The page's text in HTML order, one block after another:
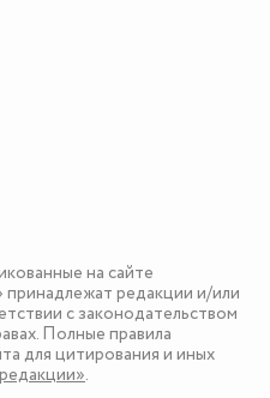
на сайте
принадлежат редакции и/или
с законодательством
Полные правила
для цитирования и иных
.